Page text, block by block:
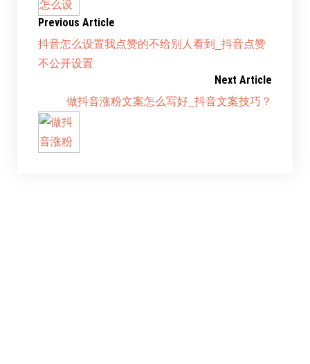
Previous Article
抖音怎么设置我点赞的不给别人看到_抖音点赞
不公开设置
Next Article
做抖音涨粉文案怎么写好_抖音文案技巧？